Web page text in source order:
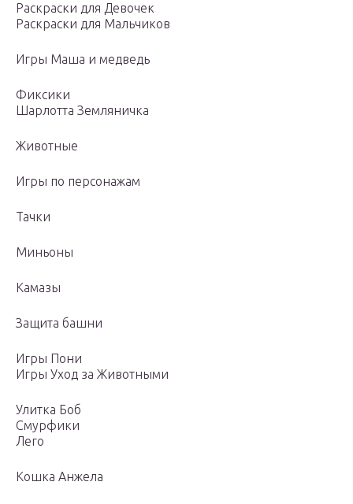
Раскраски для Девочек
Раскраски для Мальчиков
Игры Маша и медведь
Фиксики
Шарлотта Земляничка
Животные
Игры по персонажам
Тачки
Миньоны
Камазы
Защита башни
Игры Пони
Игры Уход за Животными
Улитка Боб
Смурфики
Лего
Кошка Анжела